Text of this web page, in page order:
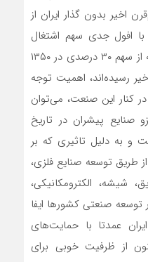
اخیر بدون‌ گذار ایران از
با افول جدی سهم اشتغال
صنایع نساجی بوده، به نحوی که از سهم ۳۰ درصدی در ۱۳۵۰
اخیر رسیده‌اند، اهمیت توجه
کنار این صنعت، می‌توان
صنایع پیشران در تاریخ
و به دلیل تاثیری که بر
طریق توسعه صنایع فلزی،
شیشه، الکترومکانیکی،
صنعتی کشورها ایفا
عمدتا با حمایت‌های
از ظرفیت خوبی برای